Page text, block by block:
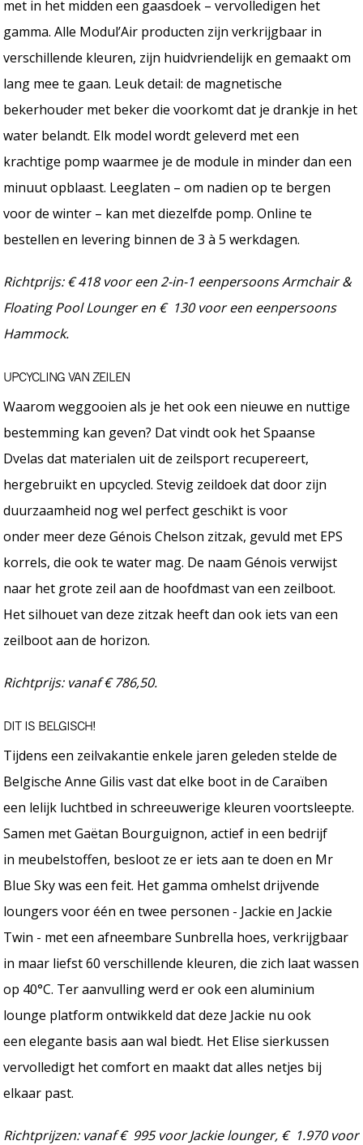
met in het midden een gaasdoek – vervolledigen het
gamma. Alle Modul’Air producten zijn verkrijgbaar in
verschillende kleuren, zijn huidvriendelijk en gemaakt om
lang mee te gaan. Leuk detail: de magnetische
bekerhouder met beker die voorkomt dat je drankje in het
water belandt. Elk model wordt geleverd met een
krachtige pomp waarmee je de module in minder dan een
minuut opblaast. Leeglaten – om nadien op te bergen
voor de winter – kan met diezelfde pomp. Online te
bestellen en levering binnen de 3 à 5 werkdagen.
Richtprijs: € 418 voor een 2-in-1 eenpersoons Armchair &
Floating Pool Lounger en € 130 voor een eenpersoons
Hammock.
UPCYCLING VAN ZEILEN
Waarom weggooien als je het ook een nieuwe en nuttige
bestemming kan geven? Dat vindt ook het Spaanse
Dvelas dat materialen uit de zeilsport recupereert,
hergebruikt en upcycled. Stevig zeildoek dat door zijn
duurzaamheid nog wel perfect geschikt is voor
onder meer deze Génois Chelson zitzak, gevuld met EPS
korrels, die ook te water mag. De naam Génois verwijst
naar het grote zeil aan de hoofdmast van een zeilboot.
Het silhouet van deze zitzak heeft dan ook iets van een
zeilboot aan de horizon.
Richtprijs: vanaf € 786,50.
DIT IS BELGISCH!
Tijdens een zeilvakantie enkele jaren geleden stelde de
Belgische Anne Gilis vast dat elke boot in de Caraïben
een lelijk luchtbed in schreeuwerige kleuren voortsleepte.
Samen met Gaëtan Bourguignon, actief in een bedrijf
in meubelstoffen, besloot ze er iets aan te doen en Mr
Blue Sky was een feit. Het gamma omhelst drijvende
loungers voor één en twee personen - Jackie en Jackie
Twin - met een afneembare Sunbrella hoes, verkrijgbaar
in maar liefst 60 verschillende kleuren, die zich laat wassen
op 40°C. Ter aanvulling werd er ook een aluminium
lounge platform ontwikkeld dat deze Jackie nu ook
een elegante basis aan wal biedt. Het Elise sierkussen
vervolledigt het comfort en maakt dat alles netjes bij
elkaar past.
Richtprijzen: vanaf € 995 voor Jackie lounger, € 1.970 voor